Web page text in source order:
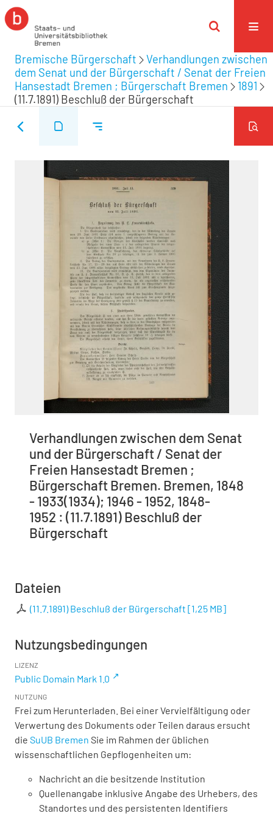
Bremische Bürgerschaft
Verhandlungen zwischen
dem Senat und der Bürgerschaft / Senat der Freien
Hansestadt Bremen ; Bürgerschaft Bremen
1891
(11.7.1891) Beschluß der Bürgerschaft
Verhandlungen zwischen dem Senat
und der Bürgerschaft / Senat der
Freien Hansestadt Bremen ;
Bürgerschaft Bremen. Bremen, 1848
- 1933(1934); 1946 - 1952, 1848-
1952 : (11.7.1891) Beschluß der
Bürgerschaft
Dateien
(11.7.1891) Beschluß der Bürgerschaft [1,25 MB]
Nutzungsbedingungen
LIZENZ
Public Domain Mark 1.0
NUTZUNG
Frei zum Herunterladen. Bei einer Vervielfältigung oder
Verwertung des Dokuments oder Teilen daraus ersucht
die SuUB Bremen Sie im Rahmen der üblichen
wissenschaftlichen Gepflogenheiten um:
Nachricht an die besitzende Institution
Quellenangabe inklusive Angabe des Urhebers, des
Standortes und des persistenten Identifiers